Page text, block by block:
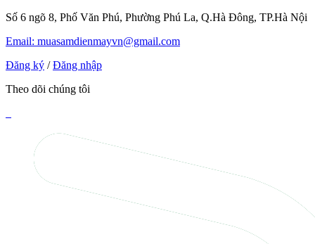
Số 6 ngõ 8, Phố Văn Phú, Phường Phú La, Q.Hà Đông, TP.Hà Nội
Email: muasamdienmayvn@gmail.com
Đăng ký / Đăng nhập
Theo dõi chúng tôi